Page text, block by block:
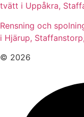
tvätt i Uppåkra,
Rensning och
i Hjärup,
© 2026